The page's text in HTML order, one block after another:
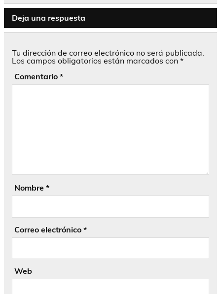
Deja una respuesta
Tu dirección de correo electrónico no será publicada.
Los campos obligatorios están marcados con *
Comentario *
Nombre *
Correo electrónico *
Web